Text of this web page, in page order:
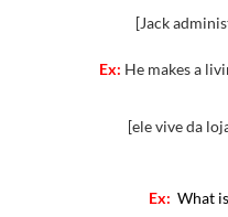
[Jack
Ex: He makes a
[ele vive da
Ex: What